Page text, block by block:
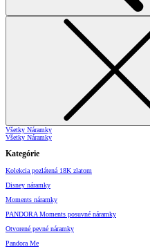
Všetky Náramky
Všetky Náramky
Kategórie
Kolekcia pozlátená 18K zlatom
Disney náramky
Moments náramky
PANDORA Moments posuvné náramky
Otvorené pevné náramky
Pandora Me